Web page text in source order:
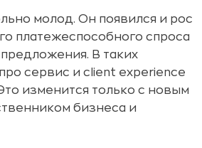
молод. Он появился и рос
платежеспособного спроса
В таких
сервис и client experience
изменится только с новым
бизнеса и